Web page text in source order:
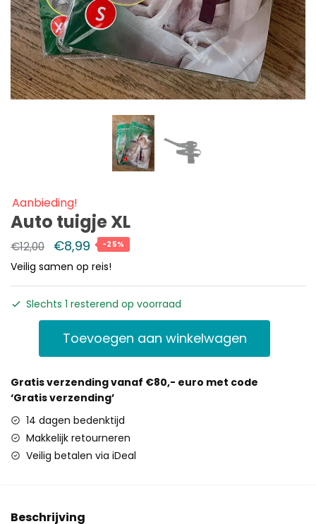
Aanbieding!
Auto tuigje XL
€12,00 €8,99 -25%
Veilig samen op reis!
Slechts 1 resterend op voorraad
Toevoegen aan winkelwagen
Gratis verzending vanaf €80,- euro met code
‘Gratis verzending’
14 dagen bedenktijd
Makkelijk retourneren
Veilig betalen via iDeal
Beschrijving